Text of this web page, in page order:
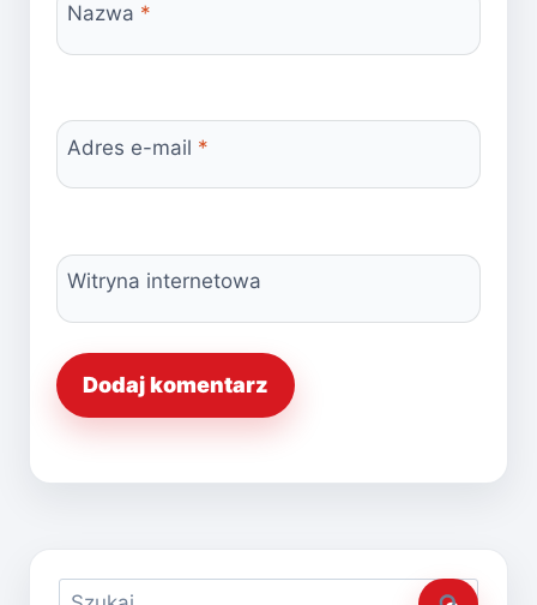
Nazwa *
Adres e-mail *
Witryna internetowa
Szukaj: